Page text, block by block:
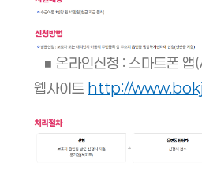
■ 온라인신청 : 스마트폰
웹사이트 http://